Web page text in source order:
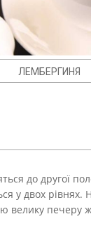
ЛЕМБЕРГИНЯ
до другої
у двох рівнях.
велику печеру